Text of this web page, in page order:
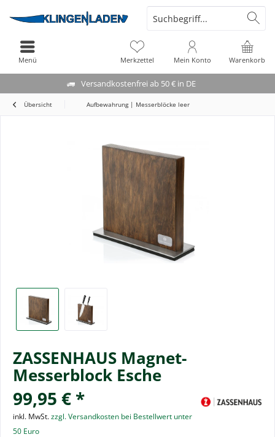
Versandkostenfrei ab 50 € in DE
Warenkorb
Merkzettel Mein Konto
Menü
Übersicht Aufbewahrung | Messerblöcke leer
ZASSENHAUS Magnet-
Messerblock Esche
99,95 € *
inkl. MwSt.zzgl. Versandkosten bei Bestellwert unter
50 Euro